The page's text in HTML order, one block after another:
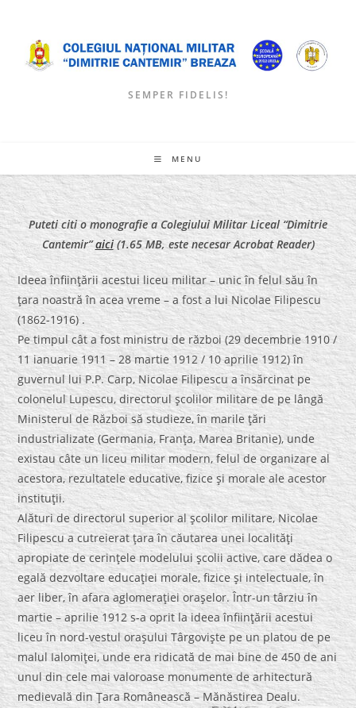
content
SEMPER FIDELIS!
MENU
Puteti citi o monografie a Colegiului Militar Liceal “Dimitrie
Cantemir”aici(1.65 MB, este necesar Acrobat Reader)
Ideea înfiinţării acestui liceu militar – unic în felul său în
ţara noastră în acea vreme – a fost a lui Nicolae Filipescu
(1862-1916) .
Pe timpul cât a fost ministru de război (29 decembrie 1910 /
11 ianuarie 1911 – 28 martie 1912 / 10 aprilie 1912) în
guvernul lui P.P. Carp, Nicolae Filipescu a însărcinat pe
colonelul Lupescu, directorul şcolilor militare de pe lângă
Ministerul de Război să studieze, în marile ţări
industrializate (Germania, Franţa, Marea Britanie), unde
existau câte un liceu militar modern, felul de organizare al
acestora, rezultatele educative, fizice şi morale ale acestor
instituţii.
Alături de directorul superior al şcolilor militare, Nicolae
Filipescu a cutreierat ţara în căutarea unei localităţi
apropiate de cerinţele modelului şcolii active, care dădea o
egală dezvoltare educaţiei morale, fizice şi intelectuale, în
aer liber, în afara aglomeraţiei oraşelor. Într-un târziu în
martie – aprilie 1912 s-a oprit la ideea înfiinţării acestui
liceu în nord-vestul oraşului Târgovişte pe un platou de pe
malul Ialomiţei, unde era ridicată de mai bine de 450 de ani
unul din cele mai valoroase monumente de arhitectură
medievală din Ţara Românească – Mănăstirea Dealu.